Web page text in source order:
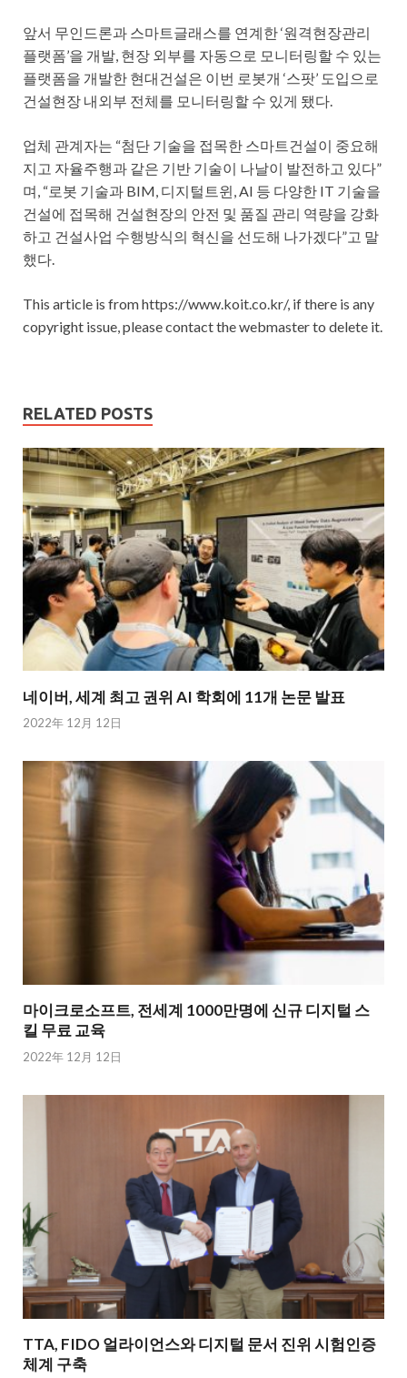
앞서 무인드론과 스마트글래스를 연계한 ‘원격현장관리
플랫폼’을 개발, 현장 외부를 자동으로 모니터링할 수 있는
플랫폼을 개발한 현대건설은 이번 로봇개 ‘스팟’ 도입으로
건설현장 내외부 전체를 모니터링할 수 있게 됐다.
업체 관계자는 “첨단 기술을 접목한 스마트건설이 중요해
지고 자율주행과 같은 기반 기술이 나날이 발전하고 있다”
며, “로봇 기술과 BIM, 디지털트윈, AI 등 다양한 IT 기술을
건설에 접목해 건설현장의 안전 및 품질 관리 역량을 강화
하고 건설사업 수행방식의 혁신을 선도해 나가겠다”고 말
했다.
This article is from https://www.koit.co.kr/, if there is any
copyright issue, please contact the webmaster to delete it.
RELATED POSTS
네이버, 세계 최고 권위 AI 학회에 11개 논문 발표
2022年 12月 12日
마이크로소프트, 전세계 1000만명에 신규 디지털 스
킬 무료 교육
2022年 12月 12日
TTA, FIDO 얼라이언스와 디지털 문서 진위 시험인증
체계 구축